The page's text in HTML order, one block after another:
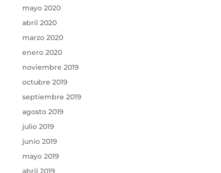
mayo 2020
abril 2020
marzo 2020
enero 2020
noviembre 2019
octubre 2019
septiembre 2019
agosto 2019
julio 2019
junio 2019
mayo 2019
abril 2019